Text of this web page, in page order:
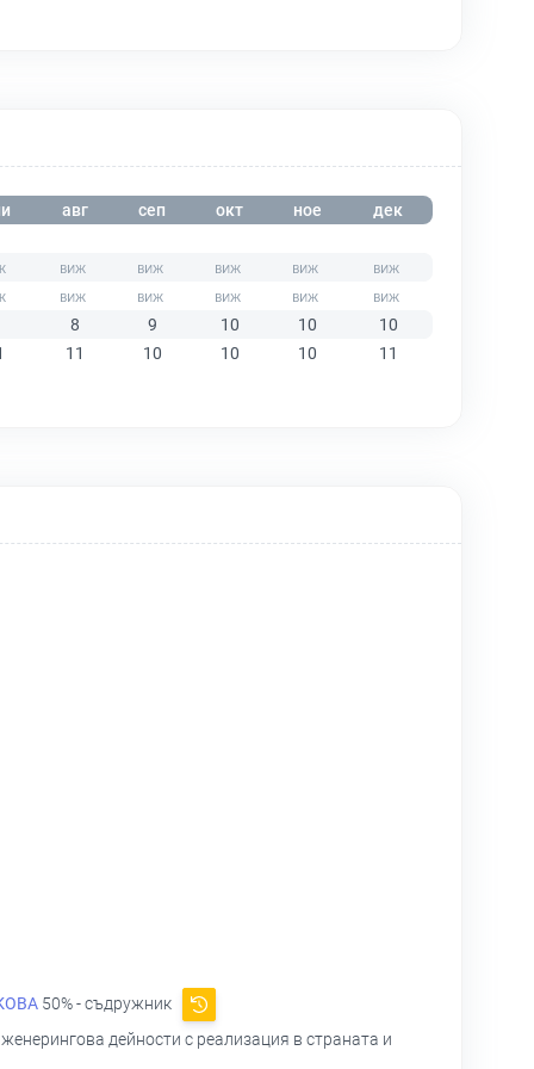
авг сеп окт ное дек
8 9 10 10
10
11 10 10 10 11
50% - съдружник
дейности с реализация в страната и